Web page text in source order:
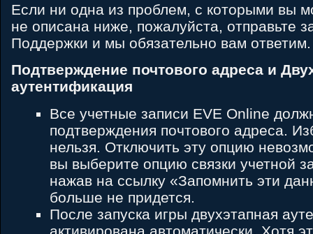
Если ни одна из проблем, с которыми вы
не описана ниже, пожалуйста, отправьте
Поддержки и мы обязательно вам ответим.
Подтверждение почтового адреса и
аутентификация
Все учетные записи EVE Online
подтверждения почтового адреса.
нельзя. Отключить эту опцию
вы выберите опцию связки учетной
нажав на ссылку «Запомнить эти
больше не придется.
После запуска игры двухэтапная
активирована автоматически. Хотя